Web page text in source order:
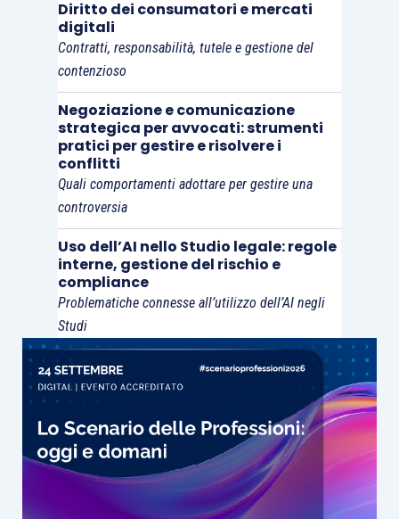
protrarsi per tutta la durata delle operazioni
tecniche.
La Corte muove da un chiarimento metodologico
importante: la perizia contrattuale non
costituisce una categoria tipica e uniforme, ma
una figura atipica modellata dall’autonomia
negoziale, la sua qualificazione dipende dal
dalla presenza o meno di una rinuncia espressa
alla tutela giurisdizionale.
Secondo le Sezioni Unite, l’arbitrato presuppone
sempre una scelta sostitutiva della giurisdizione
statale: le parti devolvono a terzi la soluzione
della controversia rinunciando all’azione
giudiziaria. La perizia contrattuale “pura”, invece,
non elimina il ricorso al giudice essa crea un
vincolo obbligatorio: le parti si impegnano a
sottoporre determinate questioni tecniche alla
Diritto dei consumatori e mercati
digitali
Contratti, responsabilità, tutele e gestione del
contenzioso
Negoziazione e comunicazione
strategica per avvocati: strumenti
pratici per gestire e risolvere i
conflitti
Quali comportamenti adottare per gestire una
controversia
Uso dell’AI nello Studio legale: regole
interne, gestione del rischio e
compliance
Problematiche connesse all’utilizzo dell’AI negli
Studi